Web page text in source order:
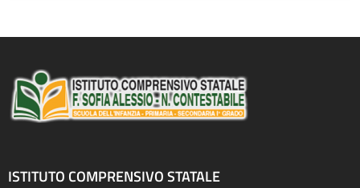
ISTITUTO COMPRENSIVO STATALE